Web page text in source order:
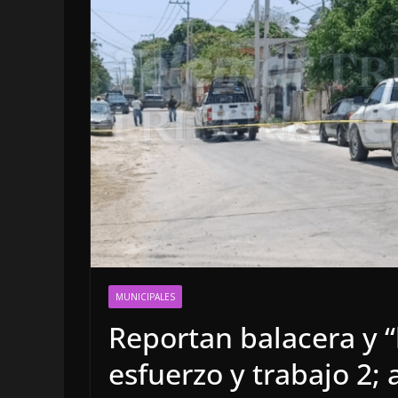
MUNICIPALES
Reportan balacera y
esfuerzo y trabajo 2;
LA CLOACA
4 agosto, 2026